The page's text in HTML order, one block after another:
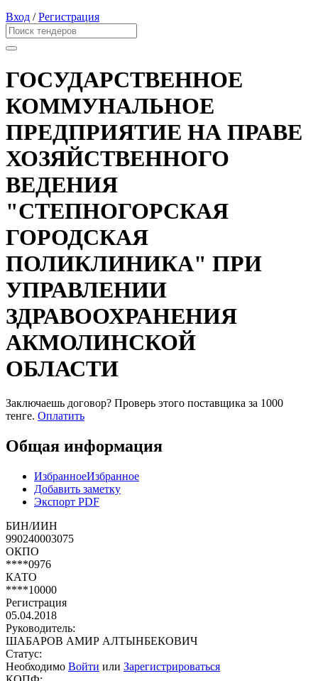
Вход /Регистрация
ГОСУДАРСТВЕННОЕ
КОММУНАЛЬНОЕ
ПРЕДПРИЯТИЕ НА ПРАВЕ
ХОЗЯЙСТВЕННОГО
ВЕДЕНИЯ
"СТЕПНОГОРСКАЯ
ГОРОДСКАЯ
ПОЛИКЛИНИКА" ПРИ
УПРАВЛЕНИИ
ЗДРАВООХРАНЕНИЯ
АКМОЛИНСКОЙ
ОБЛАСТИ
Заключаешь договор? Проверь этого поставщика за 1000
тенге. Оплатить
Общая информация
ИзбранноеИзбранное
Добавить заметку
Экспорт PDF
БИН/ИИН
990240003075
ОКПО
****0976
КАТО
****10000
Регистрация
05.04.2018
Руководитель:
ШАБАРОВ АМИР АЛТЫНБЕКОВИЧ
Статус:
Необходимо Войти или Зарегистрироваться